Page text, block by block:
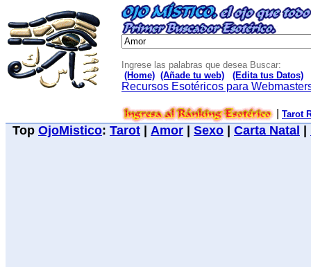
Ingrese las palabras que desea Buscar:
(Home) (Añade tu web) (Edita tus Datos)
Recursos Esotéricos para
Tarot
Top OjoMistico: Tarot Amor Sexo Carta Natal